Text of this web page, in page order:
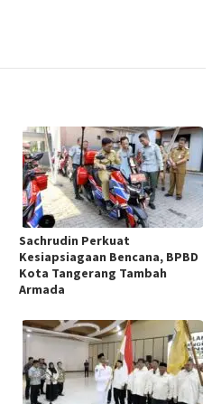
Sachrudin Perkuat
Kesiapsiagaan Bencana, BPBD
Kota Tangerang Tambah
Armada